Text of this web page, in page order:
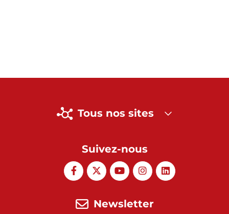
Tous nos sites
Suivez-nous
Newsletter